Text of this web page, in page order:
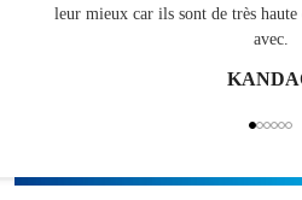
leur mieux car ils sont de très
avec.